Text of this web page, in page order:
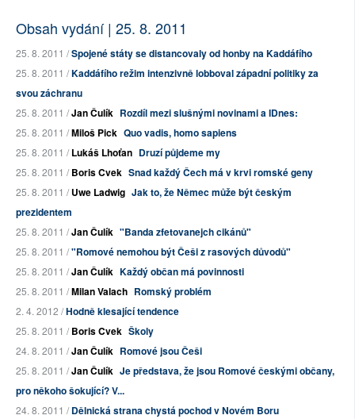
Obsah vydání | 25. 8. 2011
25. 8. 2011 /Spojené státy se distancovaly od honby na Kaddáfího
25. 8. 2011 /Kaddáfího režim intenzivně lobboval západní politiky za
svou záchranu
25. 8. 2011 /Jan Čulík Rozdíl mezi slušnými novinami a IDnes:
25. 8. 2011 /Miloš Pick Quo vadis, homo sapiens
25. 8. 2011 /Lukáš Lhoťan Druzí půjdeme my
25. 8. 2011 /Boris Cvek Snad každý Čech má v krvi romské geny
25. 8. 2011 /Uwe Ladwig Jak to, že Němec může být českým
prezidentem
25. 8. 2011 /Jan Čulík "Banda zfetovanejch cikánů"
25. 8. 2011 /"Romové nemohou být Češi z rasových důvodů"
25. 8. 2011 /Jan Čulík Každý občan má povinnosti
25. 8. 2011 /Milan Valach Romský problém
2. 4. 2012 /Hodně klesající tendence
25. 8. 2011 /Boris Cvek Školy
24. 8. 2011 /Jan Čulík Romové jsou Češi
25. 8. 2011 /Jan Čulík Je představa, že jsou Romové českými občany,
pro někoho šokující? V...
24. 8. 2011 /Dělnická strana chystá pochod v Novém Boru